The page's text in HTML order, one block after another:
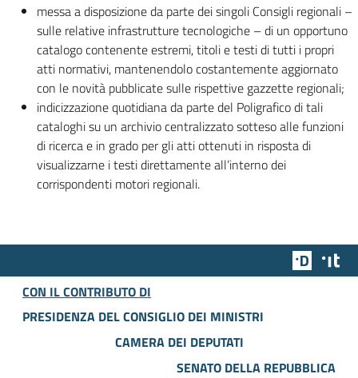
messa a disposizione da parte dei singoli Consigli regionali –
sulle relative infrastrutture tecnologiche – di un opportuno
catalogo contenente estremi, titoli e testi di tutti i propri
atti normativi, mantenendolo costantemente aggiornato
con le novità pubblicate sulle rispettive gazzette regionali;
indicizzazione quotidiana da parte del Poligrafico di tali
cataloghi su un archivio centralizzato sotteso alle funzioni
di ricerca e in grado per gli atti ottenuti in risposta di
visualizzarne i testi direttamente all’interno dei
corrispondenti motori regionali.
Team
CON IL CONTRIBUTO DI
PRESIDENZA DEL CONSIGLIO DEI MINISTRI
CAMERA DEI DEPUTATI
SENATO DELLA REPUBBLICA